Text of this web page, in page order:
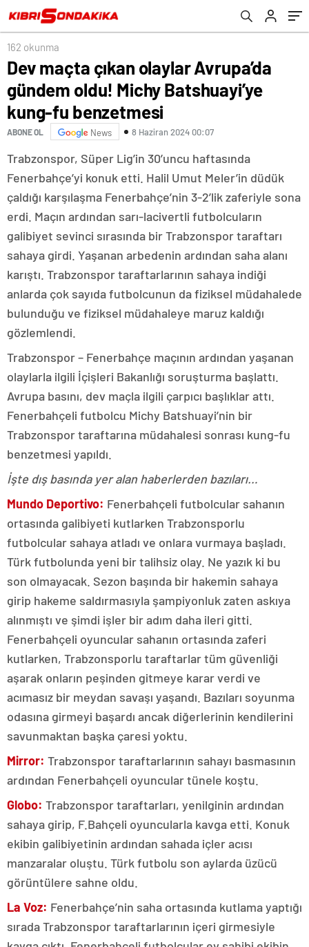
benzetmesi
162 okunma
Dev maçta çıkan olaylar Avrupa’da
gündem oldu! Michy Batshuayi’ye
kung-fu benzetmesi
ABONE OL News 8 Haziran 2024 00:07
Trabzonspor, Süper Lig’in 30’uncu haftasında
Fenerbahçe’yi konuk etti. Halil Umut Meler’in düdük
çaldığı karşılaşma Fenerbahçe’nin 3-2’lik zaferiyle sona
erdi. Maçın ardından sarı-lacivertli futbolcuların
galibiyet sevinci sırasında bir Trabzonspor taraftarı
sahaya girdi. Yaşanan arbedenin ardından saha alanı
karıştı. Trabzonspor taraftarlarının sahaya indiği
anlarda çok sayıda futbolcunun da fiziksel müdahalede
bulunduğu ve fiziksel müdahaleye maruz kaldığı
gözlemlendi.
Trabzonspor – Fenerbahçe maçının ardından yaşanan
olaylarla ilgili İçişleri Bakanlığı soruşturma başlattı.
Avrupa basını, dev maçla ilgili çarpıcı başlıklar attı.
Fenerbahçeli futbolcu Michy Batshuayi’nin bir
Trabzonspor taraftarına müdahalesi sonrası kung-fu
benzetmesi yapıldı.
İşte dış basında yer alan haberlerden bazıları…
Mundo Deportivo: Fenerbahçeli futbolcular sahanın
ortasında galibiyeti kutlarken Trabzonsporlu
futbolcular sahaya atladı ve onlara vurmaya başladı.
Türk futbolunda yeni bir talihsiz olay. Ne yazık ki bu
son olmayacak. Sezon başında bir hakemin sahaya
girip hakeme saldırmasıyla şampiyonluk zaten askıya
alınmıştı ve şimdi işler bir adım daha ileri gitti.
Fenerbahçeli oyuncular sahanın ortasında zaferi
kutlarken, Trabzonsporlu taraftarlar tüm güvenliği
aşarak onların peşinden gitmeye karar verdi ve
acımasız bir meydan savaşı yaşandı. Bazıları soyunma
odasına girmeyi başardı ancak diğerlerinin kendilerini
savunmaktan başka çaresi yoktu.
Mirror: Trabzonspor taraftarlarının sahayı basmasının
ardından Fenerbahçeli oyuncular tünele koştu.
Globo: Trabzonspor taraftarları, yenilginin ardından
sahaya girip, F.Bahçeli oyuncularla kavga etti. Konuk
ekibin galibiyetinin ardından sahada içler acısı
manzaralar oluştu. Türk futbolu son aylarda üzücü
görüntülere sahne oldu.
La Voz: Fenerbahçe’nin saha ortasında kutlama yaptığı
sırada Trabzonspor taraftarlarının içeri girmesiyle